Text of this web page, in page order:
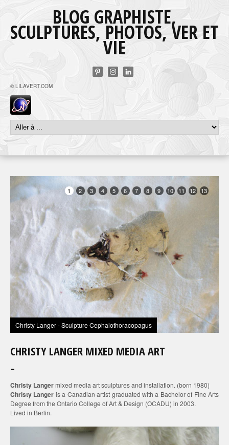
BLOG GRAPHISTE,
SCULPTURES, PHOTOS, VER ET
VIE
© LILAVERT.COM
Christy Langer - Sculpture Cephalothoracopagus
1 2 3 4 5 6 7 8 9 10 11 12 13
CHRISTY LANGER MIXED MEDIA ART
Christy Langermixed media art sculptures and installation. (born 1980)
Christy Langer is a Canadian artist graduated with a Bachelor of Fine Arts
Degree from the Ontario College of Art & Design (OCADU) in 2003.
Lived in Berlin.